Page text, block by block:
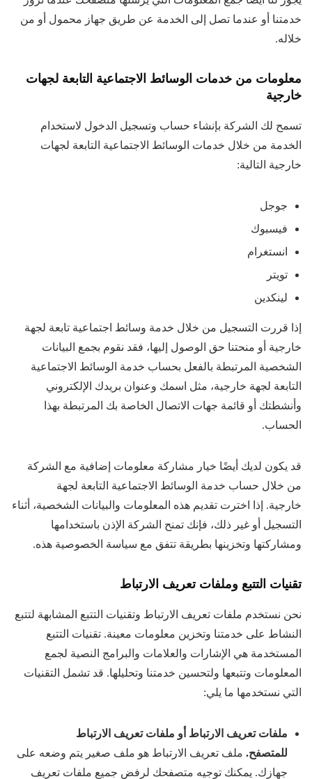
خدمتنا أو عندما تصل إلى الخدمة عن طريق جهاز محمول أو من
خلاله.
معلومات من خدمات الوسائط الاجتماعية التابعة لجهات
خارجية
تسمح لك الشركة بإنشاء حساب وتسجيل الدخول لاستخدام
الخدمة من خلال خدمات الوسائط الاجتماعية التابعة لجهات
خارجية التالية:
جوجل
فيسبوك
انستغرام
تويتر
لينكدين
إذا قررت التسجيل من خلال خدمة وسائط اجتماعية تابعة لجهة
خارجية أو منحتنا حق الوصول إليها، فقد نقوم بجمع البيانات
الشخصية المرتبطة بالفعل بحساب خدمة الوسائط الاجتماعية
التابعة لجهة خارجية، مثل اسمك وعنوان بريدك الإلكتروني
وأنشطتك أو قائمة جهات الاتصال الخاصة بك المرتبطة بهذا
الحساب.
قد يكون لديك أيضًا خيار مشاركة معلومات إضافية مع الشركة
من خلال حساب خدمة الوسائط الاجتماعية التابعة لجهة
خارجية. إذا اخترت تقديم هذه المعلومات والبيانات الشخصية، أثناء
التسجيل أو غير ذلك، فإنك تمنح الشركة الإذن باستخدامها
ومشاركتها وتخزينها بطريقة تتفق مع سياسة الخصوصية هذه.
تقنيات التتبع وملفات تعريف الارتباط
نحن نستخدم ملفات تعريف الارتباط وتقنيات التتبع المشابهة لتتبع
النشاط على خدمتنا وتخزين معلومات معينة. تقنيات التتبع
المستخدمة هي الإشارات والعلامات والبرامج النصية لجمع
المعلومات وتتبعها ولتحسين خدمتنا وتحليلها. قد تشمل التقنيات
التي نستخدمها ما يلي:
ملفات تعريف الارتباط أو ملفات تعريف الارتباط
للمتصفح. ملف تعريف الارتباط هو ملف صغير يتم وضعه على
جهازك. يمكنك توجيه متصفحك لرفض جميع ملفات تعريف